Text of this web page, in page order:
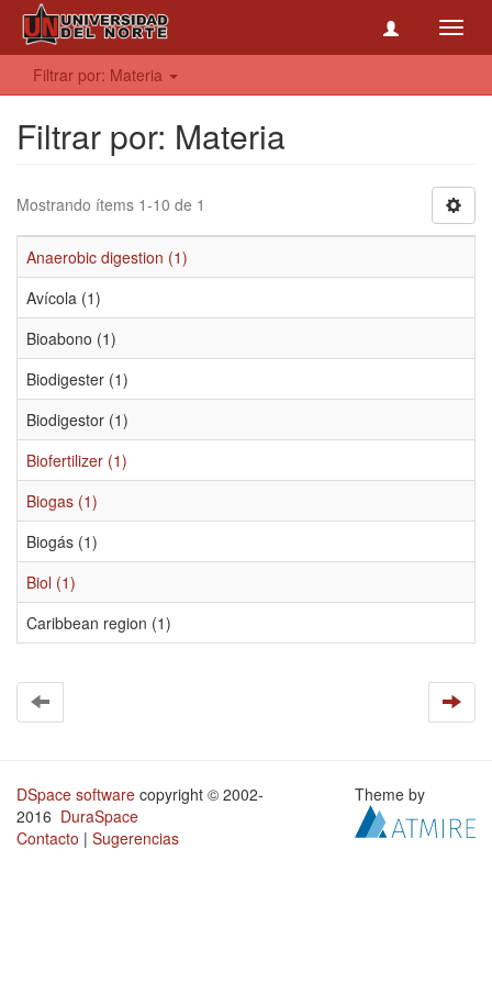
Filtrar por: Materia
Filtrar por: Materia
Mostrando ítems 1-10 de 1
Anaerobic digestion (1)
Avícola (1)
Bioabono (1)
Biodigester (1)
Biodigestor (1)
Biofertilizer (1)
Biogas (1)
Biogás (1)
Biol (1)
Caribbean region (1)
DSpace software copyright © 2002-
2016 DuraSpace
Contacto | Sugerencias
Theme by